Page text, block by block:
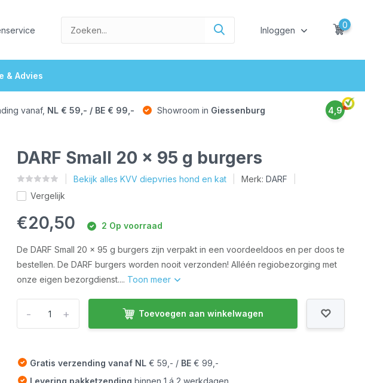
Inloggen
0
& Advies
vanaf, NL € 59,- / BE € 99,- Showroom in Giessenburg 4,9
DARF Small 20 x 95 g burgers
Bekijk alles KVV diepvries hond en kat Merk:DARF
Vergelijk
€20,50 2 Op voorraad
De DARF Small 20 x 95 g burgers zijn verpakt in een voordeeldoos en per doos te
bestellen. De DARF burgers worden nooit verzonden! Alléén regiobezorging met
onze eigen bezorgdienst.... Toon meer
+
- Toevoegen aan winkelwagen
Gratis verzending vanaf NL € 59,- / BE € 99,-
Levering pakketzendingbinnen 1 á 2 werkdagen